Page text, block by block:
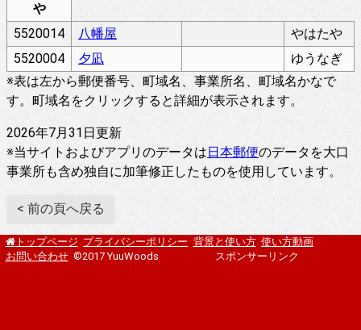
や
5520014
八幡屋
やはたや
5520004
夕凪
ゆうなぎ
※表は左から郵便番号、町域名、事業所名、町域名かなで
す。町域名をクリックすると詳細が表示されます。
2026年7月31日更新
※当サイトおよびアプリのデータは日本郵便のデータを大口
事業所も含め独自に加筆修正したものを使用しています。
< 前の頁へ戻る
トップページ プライバシーポリシー 背景と使い方 使い方動画
お問い合わせ ©2017 YuuWoods スポンサーリンク